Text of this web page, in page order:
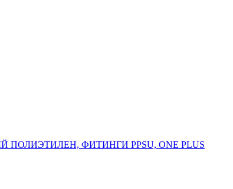
ПОЛИЭТИЛЕН, ФИТИНГИ PPSU, ONE PLUS